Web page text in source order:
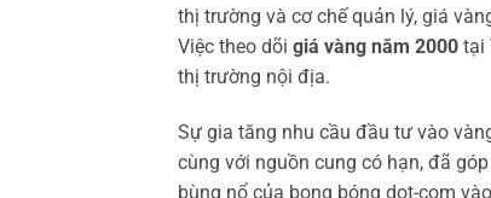
thị trường và cơ chế quản lý, giá
Việc theo dõi giá vàng năm 2000 tại
thị trường nội địa.
Sự gia tăng nhu cầu đầu tư vào
cùng với nguồn cung có hạn, đã
bùng nổ của bong bóng dot-com